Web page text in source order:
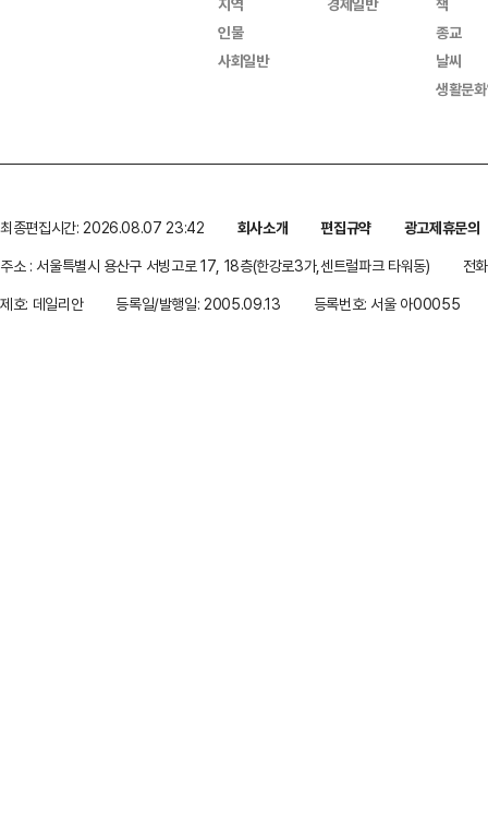
인물
사회일반
종교
날씨
생활문
최종편집시간: 2026.08.07 23:42 회사소개 편집규약
광고제휴문의
주소 : 서울특별시 용산구 서빙고로 17, 18층(한강로3가,센트럴파크 타워동)
전
제호: 데일리안
등록일/발행일: 2005.09.13 등록번호: 서울 아00055